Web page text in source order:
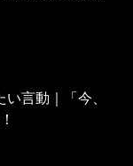
言動｜「今、